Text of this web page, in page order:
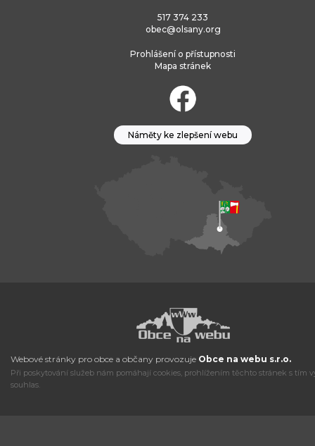
517 374 233
obec@olsany.org
Prohlášení o přístupnosti
Mapa stránek
Náměty ke zlepšení webu
Webové stránky pro obce a občany provozuje Obce na webu s.r.o.
Při poskytování služeb nám pomáhají cookies, prohlížením těchto stránek s tím
souhlas.